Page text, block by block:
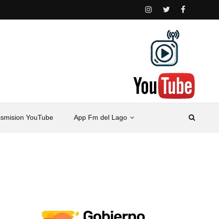
YouTube App Fm del Lago